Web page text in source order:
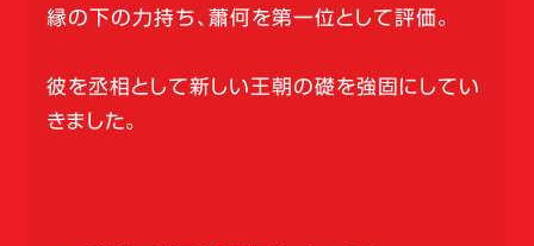
縁の下の力持ち、蕭何を第一位として評価。
彼を丞相として新しい王朝の礎を強固にしてい
きました。